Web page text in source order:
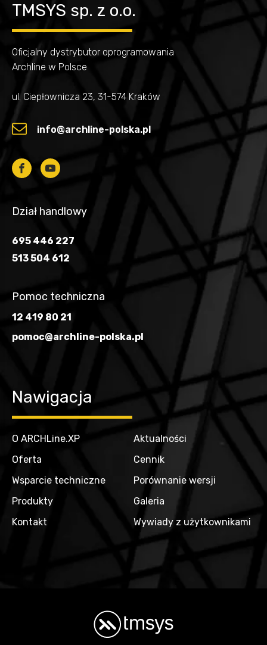
TMSYS sp. z o.o.
Oficjalny dystrybutor oprogramowania
Archline w Polsce
ul. Ciepłownicza 23, 31-574 Kraków
info@archline-polska.pl
Dział handlowy
695 446 227
513 504 612
Pomoc techniczna
12 419 80 21
pomoc@archline-polska.pl
Nawigacja
O ARCHLine.XP
Oferta
Wsparcie techniczne
Produkty
Kontakt
Aktualności
Cennik
Porównanie wersji
Galeria
Wywiady z użytkownikami